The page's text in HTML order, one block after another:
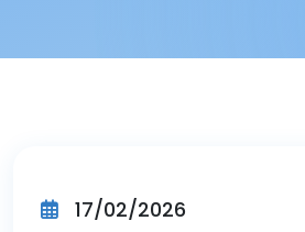
17/02/2026